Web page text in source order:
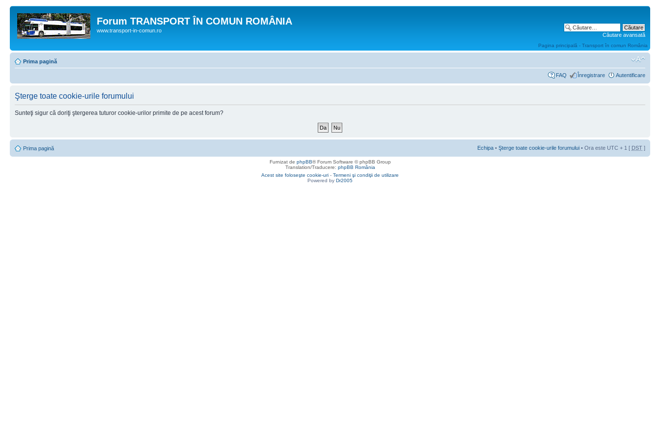
Forum TRANSPORT ÎN COMUN ROMÂNIA
www.transport-in-comun.ro
Căutare avansată
Pagina principală - Transport în comun România
Prima pagină
FAQ Înregistrare Autentificare
Şterge toate cookie-urile forumului
Sunteţi sigur că doriţi ştergerea tuturor cookie-urilor primite de pe acest forum?
Prima pagină Echipa • Şterge toate cookie-urile forumului • Ora este UTC + 1 [ DST ]
Furnizat de phpBB® Forum Software © phpBB Group
Translation/Traducere: phpBB România
Acest site foloseşte cookie-uri - Termeni şi condiţii de utilizare
Powered by Dr2005